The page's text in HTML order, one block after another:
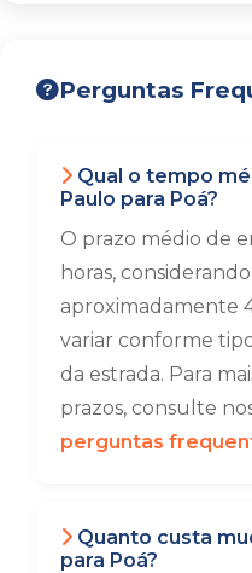
Perguntas
Qual o tempo
Paulo para Poá?
O prazo médio de
horas,
aproximadamente
variar conforme
da estrada. Para
prazos, consulte
perguntas
Quanto custa
para Poá?